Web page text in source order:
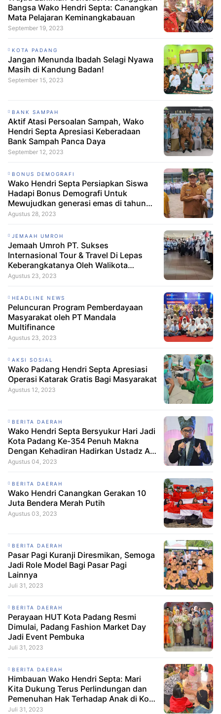
Bangsa Wako Hendri Septa: Canangkan
Mata Pelajaran Keminangkabauan
September 19, 2023
KOTA PADANG
Jangan Menunda Ibadah Selagi Nyawa
Masih di Kandung Badan!
September 15, 2023
BANK SAMPAH
Aktif Atasi Persoalan Sampah, Wako
Hendri Septa Apresiasi Keberadaan
Bank Sampah Panca Daya
September 12, 2023
BONUS DEMOGRAFI
Wako Hendri Septa Persiapkan Siswa
Hadapi Bonus Demografi Untuk
Mewujudkan generasi emas di tahun
2045
Agustus 28, 2023
JEMAAH UMROH
Jemaah Umroh PT. Sukses
Internasional Tour & Travel Di Lepas
Keberangkatanya Oleh Walikota
Padang
Agustus 23, 2023
HEADLINE NEWS
Peluncuran Program Pemberdayaan
Masyarakat oleh PT Mandala
Multifinance
Agustus 23, 2023
AKSI SOSIAL
Wako Padang Hendri Septa Apresiasi
Operasi Katarak Gratis Bagi Masyarakat
Agustus 12, 2023
BERITA DAERAH
Wako Hendri Septa Bersyukur Hari Jadi
Kota Padang Ke-354 Penuh Makna
Dengan Kehadiran Hadirkan Ustadz Adi
Hidayat
Agustus 04, 2023
BERITA DAERAH
Wako Hendri Canangkan Gerakan 10
Juta Bendera Merah Putih
Agustus 03, 2023
BERITA DAERAH
Pasar Pagi Kuranji Diresmikan, Semoga
Jadi Role Model Bagi Pasar Pagi
Lainnya
Juli 31, 2023
BERITA DAERAH
Perayaan HUT Kota Padang Resmi
Dimulai, Padang Fashion Market Day
Jadi Event Pembuka
Juli 31, 2023
BERITA DAERAH
Himbauan Wako Hendri Septa: Mari
Kita Dukung Terus Perlindungan dan
Pemenuhan Hak Terhadap Anak di Kota
Padang
Juli 31, 2023